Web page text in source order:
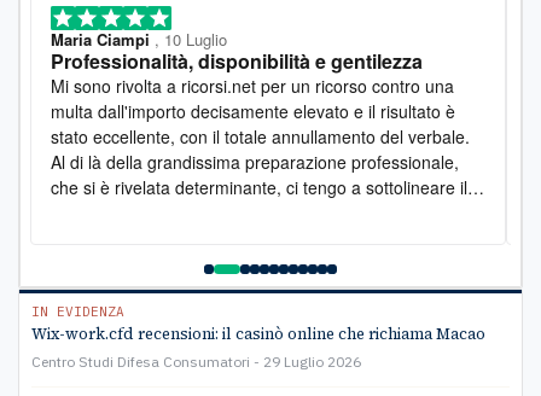
Maria Ciampi , 10 Luglio
Professionalità, disponibilità e gentilezza
Mi sono rivolta a ricorsi.net per un ricorso contro una
multa dall'importo decisamente elevato e il risultato è
stato eccellente, con il totale annullamento del verbale.
Al di là della grandissima preparazione professionale,
che si è rivelata determinante, ci tengo a sottolineare il
IN EVIDENZA
Wix-work.cfd recensioni: il casinò online che richiama Macao
Centro Studi Difesa Consumatori 29 Luglio 2026